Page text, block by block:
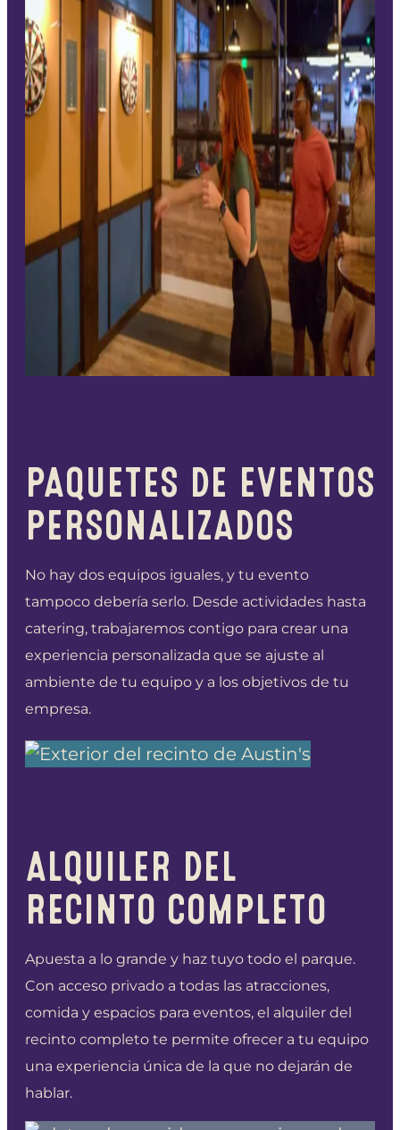
PAQUETES DE EVENTOS
PERSONALIZADOS
No hay dos equipos iguales, y tu evento
tampoco debería serlo. Desde actividades hasta
catering, trabajaremos contigo para crear una
experiencia personalizada que se ajuste al
ambiente de tu equipo y a los objetivos de tu
empresa.
ALQUILER DEL
RECINTO COMPLETO
Apuesta a lo grande y haz tuyo todo el parque.
Con acceso privado a todas las atracciones,
comida y espacios para eventos, el alquiler del
recinto completo te permite ofrecer a tu equipo
una experiencia única de la que no dejarán de
hablar.